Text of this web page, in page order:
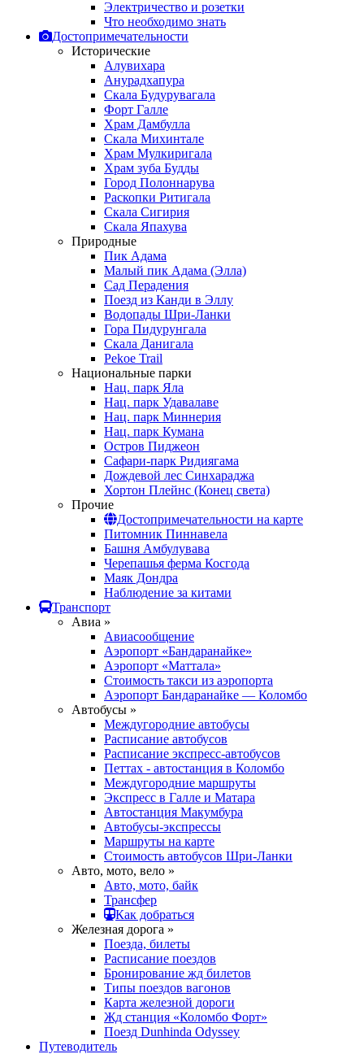
Электричество и розетки
Что необходимо знать
Достопримечательности
Исторические
Алувихара
Анурадхапура
Скала Будурувагала
Форт Галле
Храм Дамбулла
Скала Михинтале
Храм Мулкиригала
Храм зуба Будды
Город Полоннарува
Раскопки Ритигала
Скала Сигирия
Скала Япахува
Природные
Пик Адама
Малый пик Адама (Элла)
Сад Перадения
Поезд из Канди в Эллу
Водопады Шри-Ланки
Гора Пидурунгала
Скала Данигала
Pekoe Trail
Национальные парки
Нац. парк Яла
Нац. парк Удавалаве
Нац. парк Миннерия
Нац. парк Кумана
Остров Пиджеон
Сафари-парк Ридиягама
Дождевой лес Синхараджа
Хортон Плейнс (Конец света)
Прочие
Достопримечательности на карте
Питомник Пиннавела
Башня Амбулувава
Черепашья ферма Косгода
Маяк Дондра
Наблюдение за китами
Транспорт
Авиа »
Авиасообщение
Аэропорт «Бандаранайке»
Аэропорт «Маттала»
Стоимость такси из аэропорта
Аэропорт Бандаранайке — Коломбо
Автобусы »
Междугородние автобусы
Расписание автобусов
Расписание экспресс-автобусов
Петтах - автостанция в Коломбо
Междугородние маршруты
Экспресс в Галле и Матара
Автостанция Макумбура
Автобусы-экспрессы
Маршруты на карте
Стоимость автобусов Шри-Ланки
Авто, мото, вело »
Авто, мото, байк
Трансфер
Как добраться
Железная дорога »
Поезда, билеты
Расписание поездов
Бронирование жд билетов
Типы поездов вагонов
Карта железной дороги
Жд станция «Коломбо Форт»
Поезд Dunhinda Odyssey
Путеводитель